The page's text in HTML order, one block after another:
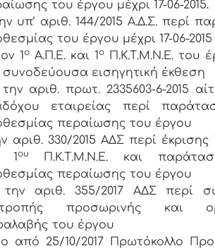
του έργου μέχρι 17-06-2015.
υπ’ αριθ. 144/2015 Α.Δ.Σ. περί
του έργου μέχρι 17-06-2015
1ο Α.Π.Ε. και 1οΠ.Κ.Τ.Μ.Ν.Ε. του
συνοδεύουσα εισηγητική έκθεση
την αριθ. πρωτ. 2335603-6-2015
εταιρείας περί
περαίωσης του έργου
αριθ. 330/2015 ΑΔΣ περί έκρισης
1ου
Π.Κ.Τ.Μ.Ν.Ε. και
περαίωσης του έργου
την αριθ. 355/2017 ΑΔΣ περί
προσωρινής και
του έργου
από 25/10/2017 Πρωτόκολλο